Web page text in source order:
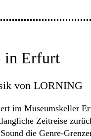
in Erfurt
von LORNING
im Museumskeller
Zeitreise
die Genre-